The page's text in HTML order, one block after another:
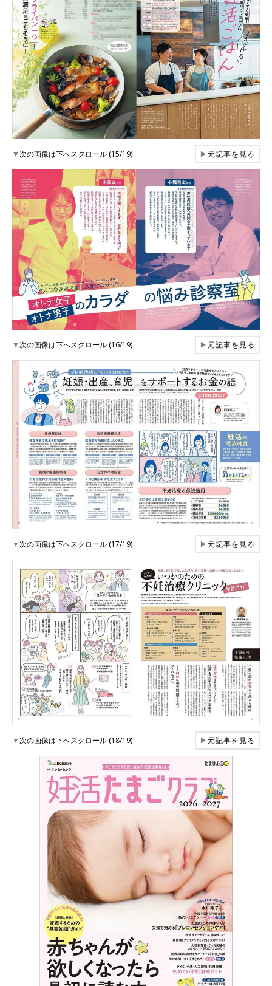
▼次の画像は下へスクロール (15/19) ▶元記事を見る
▼次の画像は下へスクロール (16/19) ▶元記事を見る
▼次の画像は下へスクロール (17/19) ▶元記事を見る
▼次の画像は下へスクロール (18/19) ▶元記事を見る